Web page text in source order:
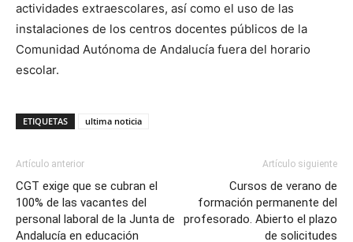
actividades extraescolares, así como el uso de las
instalaciones de los centros docentes públicos de la
Comunidad Autónoma de Andalucía fuera del horario
escolar.
ETIQUETAS ultima noticia
Artículo anterior
CGT exige que se cubran el
100% de las vacantes del
personal laboral de la Junta de
Andalucía en educación
Artículo siguiente
Cursos de verano de
formación permanente del
profesorado. Abierto el plazo
de solicitudes